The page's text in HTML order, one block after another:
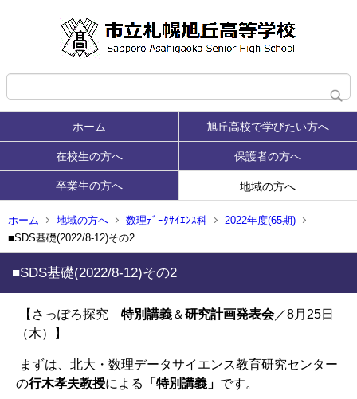
ホーム 旭丘高校で学びたい方へ
在校生の方へ 保護者の方へ
卒業生の方へ 地域の方へ
ホーム 地域の方へ 数理ﾃﾞｰﾀｻｲｴﾝｽ科
2022年度(65期)
■SDS基礎(2022/8-12)その2
■SDS基礎(2022/8-12)その2
【さっぽろ探究 特別講義＆研究計画発表会／8月 25日
（木）】
まずは、北大・数理データサイエンス教育研究センター
の行木孝夫教授による 「特別講義」 です。